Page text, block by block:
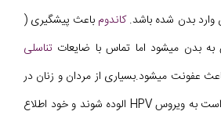
وارد بدن شده باشد.کاندوم باعث پیشگیری (
به بدن میشود اما تماس با ضایعات تناسلی
عفونت میشود.بسیاری از مردان و زنان در
طول مدت زندگی ممکن است به ویروس HPV الوده شوند و خود اطلاع